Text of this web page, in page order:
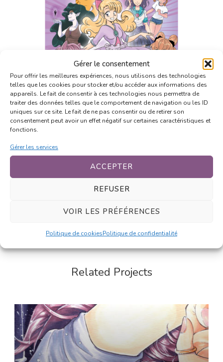
Gérer le consentement
Pour offrir les meilleures expériences, nous utilisons des technologies
telles que les cookies pour stocker et/ou accéder aux informations des
appareils. Le fait de consentir à ces technologies nous permettra de
traiter des données telles que le comportement de navigation ou les ID
uniques sur ce site. Le fait de ne pas consentir ou de retirer son
consentement peut avoir un effet négatif sur certaines caractéristiques et
fonctions.
Gérer les services
ACCEPTER
REFUSER
VOIR LES PRÉFÉRENCES
Politique de cookiesPolitique de confidentialité
Related Projects